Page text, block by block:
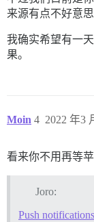
来源有点不好意思
我确实希望有一
果。
Moin 2022 年3
4
看来你不用再等
Joro:
Push